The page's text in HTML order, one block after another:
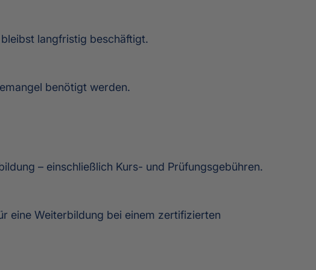
langfristig beschäftigt.
benötigt werden.
– einschließlich Kurs- und Prüfungsgebühren.
eine Weiterbildung bei einem zertifizierten